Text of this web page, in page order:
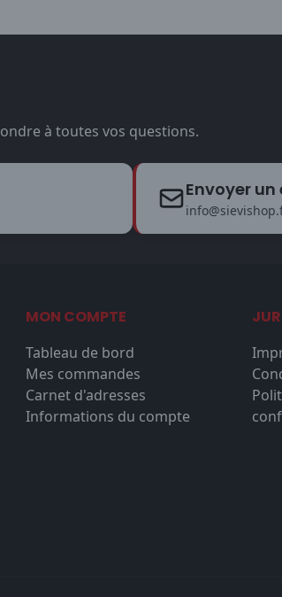
à toutes vos questions.
Envoyer
MON COMPTE
Tableau de bord
Mes commandes
Carnet d'adresses
Informations du compte